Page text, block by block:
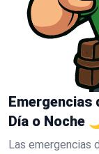
Emergencias
Día o Noche
Las emergencias